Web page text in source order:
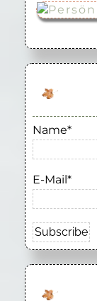
Name*
E-Mail*